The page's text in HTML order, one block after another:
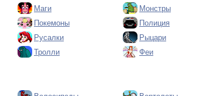
Маги Монстры
Покемоны Полиция
Русалки Рыцари
Тролли Феи